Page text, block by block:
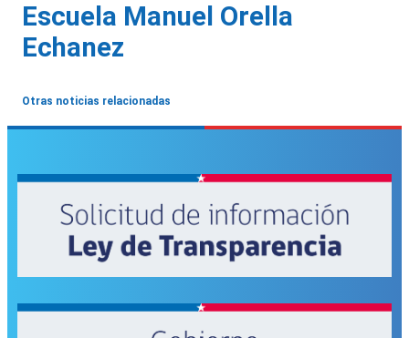
Escuela Manuel Orella
Echanez
Otras noticias relacionadas